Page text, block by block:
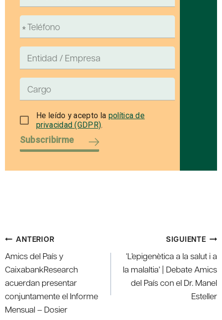
He leído y acepto la política de
privacidad (GDPR).
Subscribirme
Navegación
de
entradas
ANTERIOR
Amics del País y
CaixabankResearch
acuerdan presentar
conjuntamente el Informe
Mensual – Dosier
SIGUIENTE
‘L’epigenètica a la salut i a
la malaltia’ | Debate Amics
del País con el Dr. Manel
Esteller